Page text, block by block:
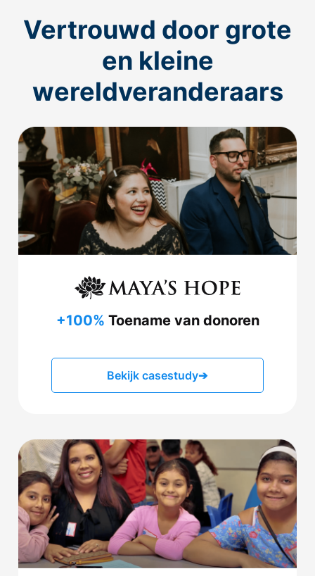
Vertrouwd door grote
en kleine
wereldveranderaars
+100% Toename van donoren
Bekijk casestudy➔